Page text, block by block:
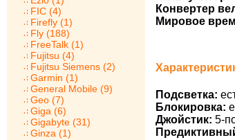
FIC (4)
Firefly (1)
Fly (188)
FreeTalk (1)
Fujitsu (4)
Fujitsu Siemens (2)
Garmin (1)
General Mobile (9)
Geo (7)
Giga (6)
Gigabyte (31)
Ginza (1)
Конвертер
Мировое
Подсветка:
Блокировка:
Джойстик: 5-